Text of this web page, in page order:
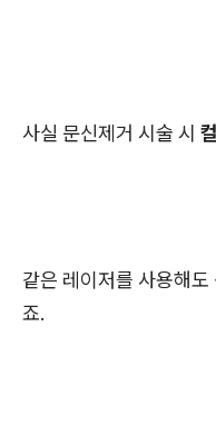
사실 문신제거 시술 시
같은 레이저를 사용해
죠.